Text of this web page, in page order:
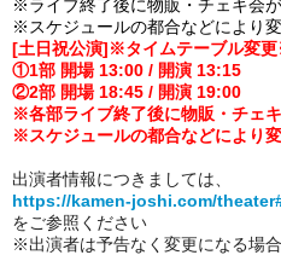
※ライブ終了後に物販・チェキ会
※スケジュールの都合などにより
[土日祝公演]※タイムテーブル変
①1部 開場 13:00 / 開演 13:15
②2部 開場 18:45 / 開演 19:00
※各部ライブ終了後に物販・チェ
※スケジュールの都合などにより
出演者情報につきましては、
https://kamen-joshi.com/
をご参照ください
※出演者は予告なく変更になる場